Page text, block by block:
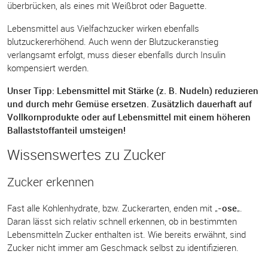
überbrücken, als eines mit Weißbrot oder Baguette.
Lebensmittel aus Vielfachzucker wirken ebenfalls
blutzuckererhöhend. Auch wenn der Blutzuckeranstieg
verlangsamt erfolgt, muss dieser ebenfalls durch Insulin
kompensiert werden.
Unser Tipp: Lebensmittel mit Stärke (z. B. Nudeln) reduzieren
und durch mehr Gemüse ersetzen. Zusätzlich dauerhaft auf
Vollkornprodukte oder auf Lebensmittel mit einem höheren
Ballaststoffanteil umsteigen!
Wissenswertes zu Zucker
Zucker erkennen
Fast alle Kohlenhydrate, bzw. Zuckerarten, enden mit „-ose„.
Daran lässt sich relativ schnell erkennen, ob in bestimmten
Lebensmitteln Zucker enthalten ist. Wie bereits erwähnt, sind
Zucker nicht immer am Geschmack selbst zu identifizieren.